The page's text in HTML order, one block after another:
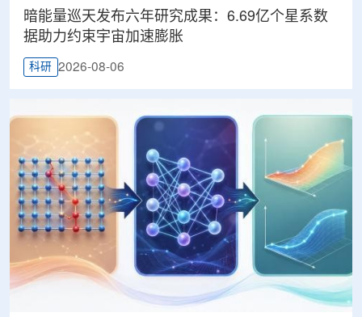
暗能量巡天发布六年研究成果：6.69亿个星系数
据助力约束宇宙加速膨胀
科研 2026-08-06